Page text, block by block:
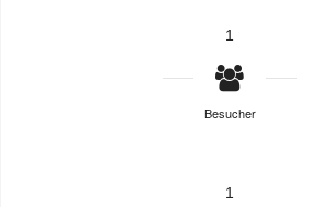
1
Besucher
1